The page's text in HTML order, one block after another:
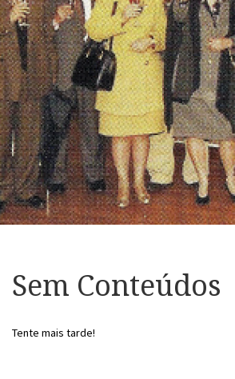
Sem Conteúdos
Tente mais tarde!